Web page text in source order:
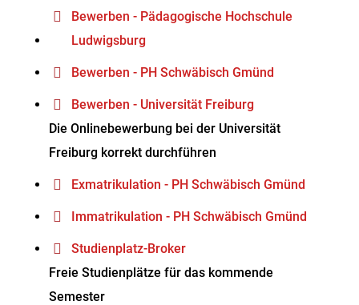
Bewerben - Pädagogische Hochschule
Ludwigsburg
Bewerben - PH Schwäbisch Gmünd
Bewerben - Universität Freiburg
Die Onlinebewerbung bei der Universität
Freiburg korrekt durchführen
Exmatrikulation - PH Schwäbisch Gmünd
Immatrikulation - PH Schwäbisch Gmünd
Studienplatz-Broker
Freie Studienplätze für das kommende
Semester